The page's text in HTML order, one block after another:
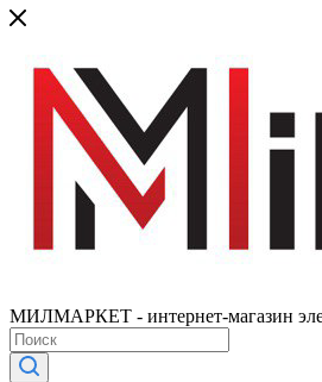
МИЛМАРКЕТ - интернет-магазин